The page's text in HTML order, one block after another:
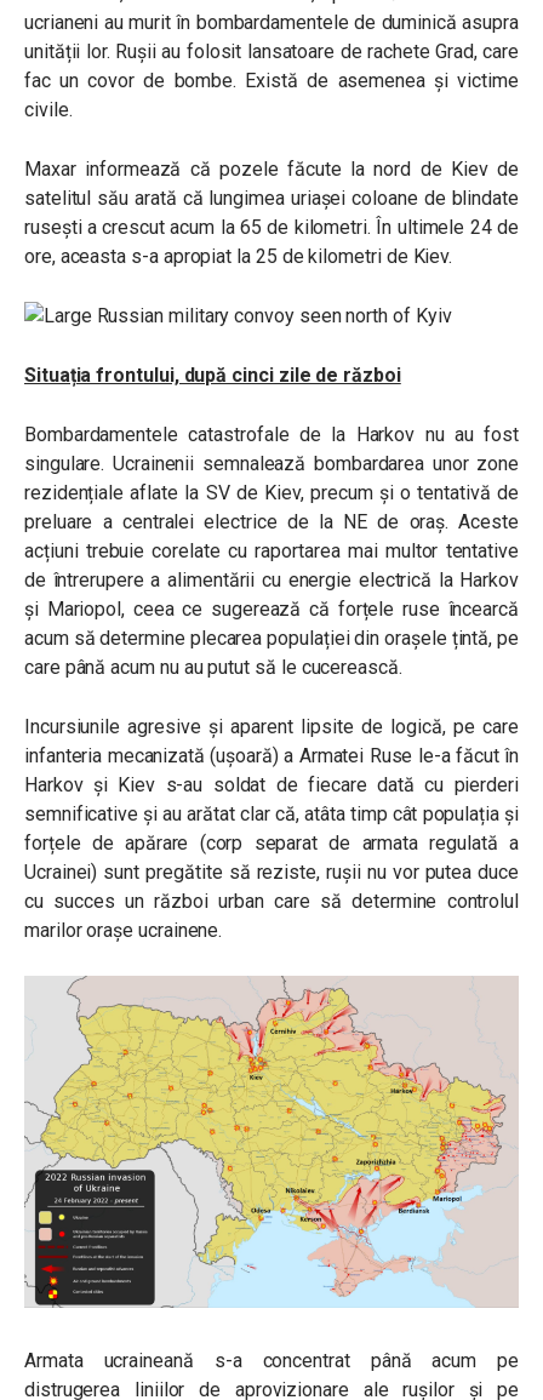
ucrianeni au murit în bombardamentele de duminică asupra
unității lor. Rușii au folosit lansatoare de rachete Grad, care
fac un covor de bombe. Există de asemenea și victime
civile.
Maxar informează că pozele făcute la nord de Kiev de
satelitul său arată că lungimea uriașei coloane de blindate
rusești a crescut acum la 65 de kilometri. În ultimele 24 de
ore, aceasta s-a apropiat la 25 de kilometri de Kiev.
Situația frontului, după cinci zile de război
Bombardamentele catastrofale de la Harkov nu au fost
singulare. Ucrainenii semnalează bombardarea unor zone
rezidențiale aflate la SV de Kiev, precum și o tentativă de
preluare a centralei electrice de la NE de oraș. Aceste
acțiuni trebuie corelate cu raportarea mai multor tentative
de întrerupere a alimentării cu energie electrică la Harkov
și Mariopol, ceea ce sugerează că forțele ruse încearcă
acum să determine plecarea populației din orașele țintă, pe
care până acum nu au putut să le cucerească.
Incursiunile agresive și aparent lipsite de logică, pe care
infanteria mecanizată (ușoară) a Armatei Ruse le-a făcut în
Harkov și Kiev s-au soldat de fiecare dată cu pierderi
semnificative și au arătat clar că, atâta timp cât populația și
forțele de apărare (corp separat de armata regulată a
Ucrainei) sunt pregătite să reziste, rușii nu vor putea duce
cu succes un război urban care să determine controlul
marilor orașe ucrainene.
Armata ucraineană s-a concentrat până acum pe
distrugerea liniilor de aprovizionare ale rușilor și pe